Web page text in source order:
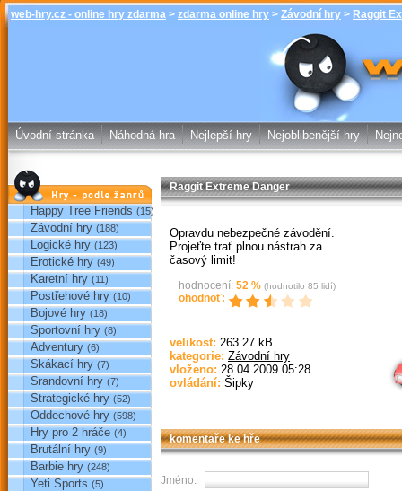
web-hry.cz - online hry zdarma > zdarma online hry > Závodní hry > Raggit
Raggit
zdarma
Úvodní stránka Náhodná hra Nejlepší hry Nejoblibenější hry
Hry podle žánrů
Happy Tree Friends (15)
Závodní hry (188)
Logické hry (123)
Erotické hry (49)
Karetní hry (11)
Postřehové hry (10)
Bojové hry (18)
Sportovní hry (8)
Adventury (6)
Skákací hry (7)
Srandovní hry (7)
Strategické hry (52)
Oddechové hry (598)
Hry pro 2 hráče (4)
Brutální hry (9)
Barbie hry (248)
Yeti Sports (5)
Raggit Extreme Danger
Opravdu nebezpečné závodění.
Projeťte trať plnou nástrah za
časový limit!
hodnocení: 52 % (hodnotilo 85 lidí)
ohodnoť:
velikost: 263.27 kB
kategorie: Závodní hry
vloženo: 28.04.2009 05:28
ovládání: Šipky
komentaře ke hře
Jméno: